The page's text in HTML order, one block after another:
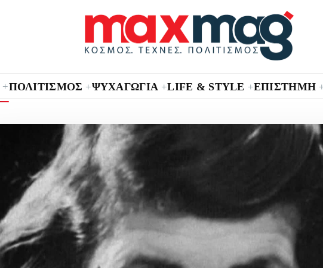
+ΠΟΛΙΤΙΣΜΟΣ +ΨΥΧΑΓΩΓΙΑ +LIFE & STYLE +ΕΠΙΣΤΗΜΗ